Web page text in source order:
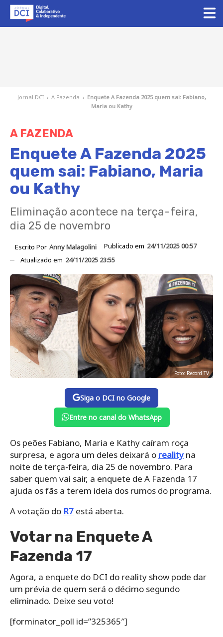
Jornal DCI › A Fazenda › Enquete A Fazenda 2025 quem sai: Fabiano,
Maria ou Kathy
A FAZENDA
Enquete A Fazenda 2025
quem sai: Fabiano, Maria
ou Kathy
Eliminação acontece na terça-feira,
dia 25 de novembro
Escrito Por Anny Malagolini Publicado em 24/11/2025 00:57
Atualizado em 24/11/2025 23:55
Foto: Record TV
Siga o DCI no Google
Entre no canal do WhatsApp
Os peões Fabiano, Maria e Kathy caíram roça
surpresa, e agora um deles deixará o realityna
noite de terça-feira, dia 25 de novembro. Para
saber quem vai sair, a enquete de A Fazenda 17
ajuda os fãs a terem ideia dos rumos do programa.
A votação do R7 está aberta.
Votar na Enquete A
Fazenda 17
Agora, a enquete do DCI do reality show pode dar
um prévia de quem será o décimo segundo
eliminado. Deixe seu voto!
[forminator_poll id=”325365″]